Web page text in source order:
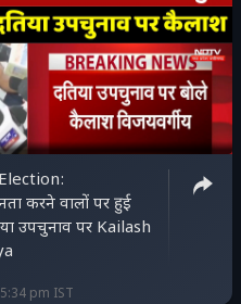
करने वालों पर हुई
उपचुनाव पर Kailash
pm IST